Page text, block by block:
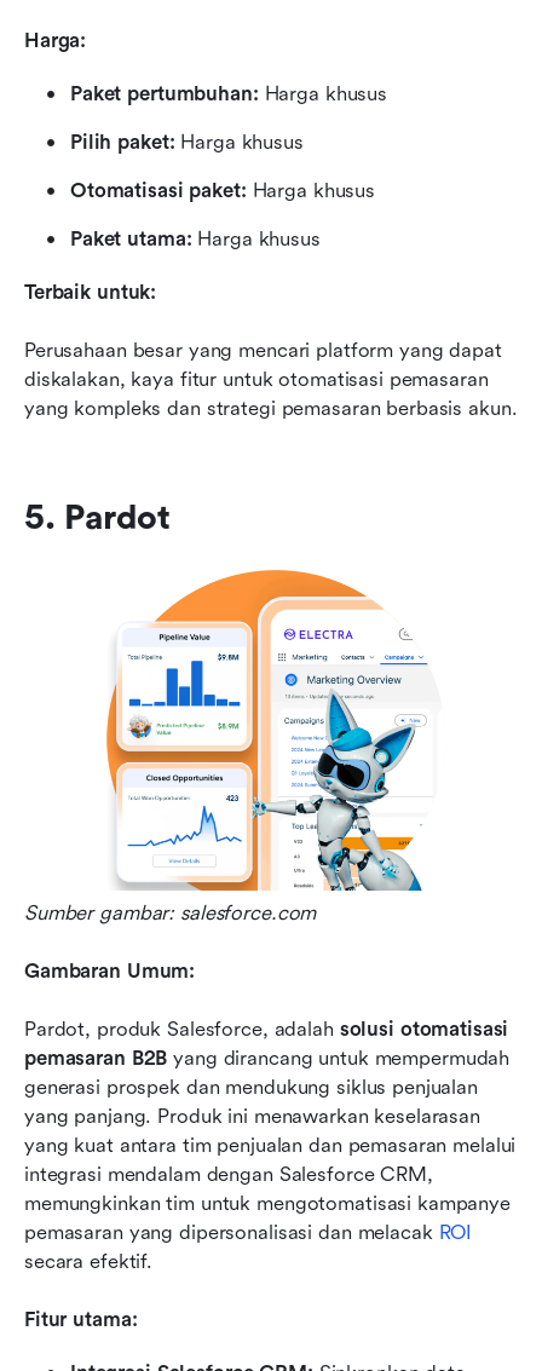
Harga:
Paket pertumbuhan: Harga khusus
Pilih paket: Harga khusus
Otomatisasi paket: Harga khusus
Paket utama: Harga khusus
Terbaik untuk:
Perusahaan besar yang mencari platform yang dapat
diskalakan, kaya fitur untuk otomatisasi pemasaran
yang kompleks dan strategi pemasaran berbasis akun.
5. Pardot
Sumber gambar: salesforce.com
Gambaran Umum:
Pardot, produk Salesforce, adalah solusi otomatisasi
pemasaran B2B yang dirancang untuk mempermudah
generasi prospek dan mendukung siklus penjualan
yang panjang. Produk ini menawarkan keselarasan
yang kuat antara tim penjualan dan pemasaran melalui
integrasi mendalam dengan Salesforce CRM,
memungkinkan tim untuk mengotomatisasi kampanye
pemasaran yang dipersonalisasi dan melacak ROI
secara efektif.
Fitur utama: